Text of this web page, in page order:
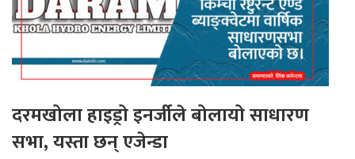
दरमखोला हाइड्रो इनर्जीले बोलायो साधारण
सभा, यस्ता छन् एजेन्डा